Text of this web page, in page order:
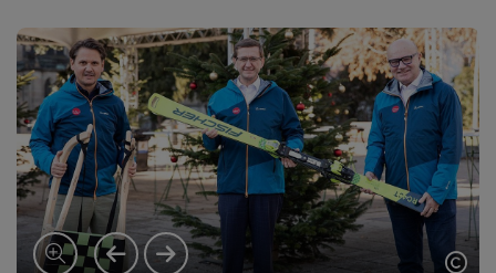
vorheriges Element
nächstes Element